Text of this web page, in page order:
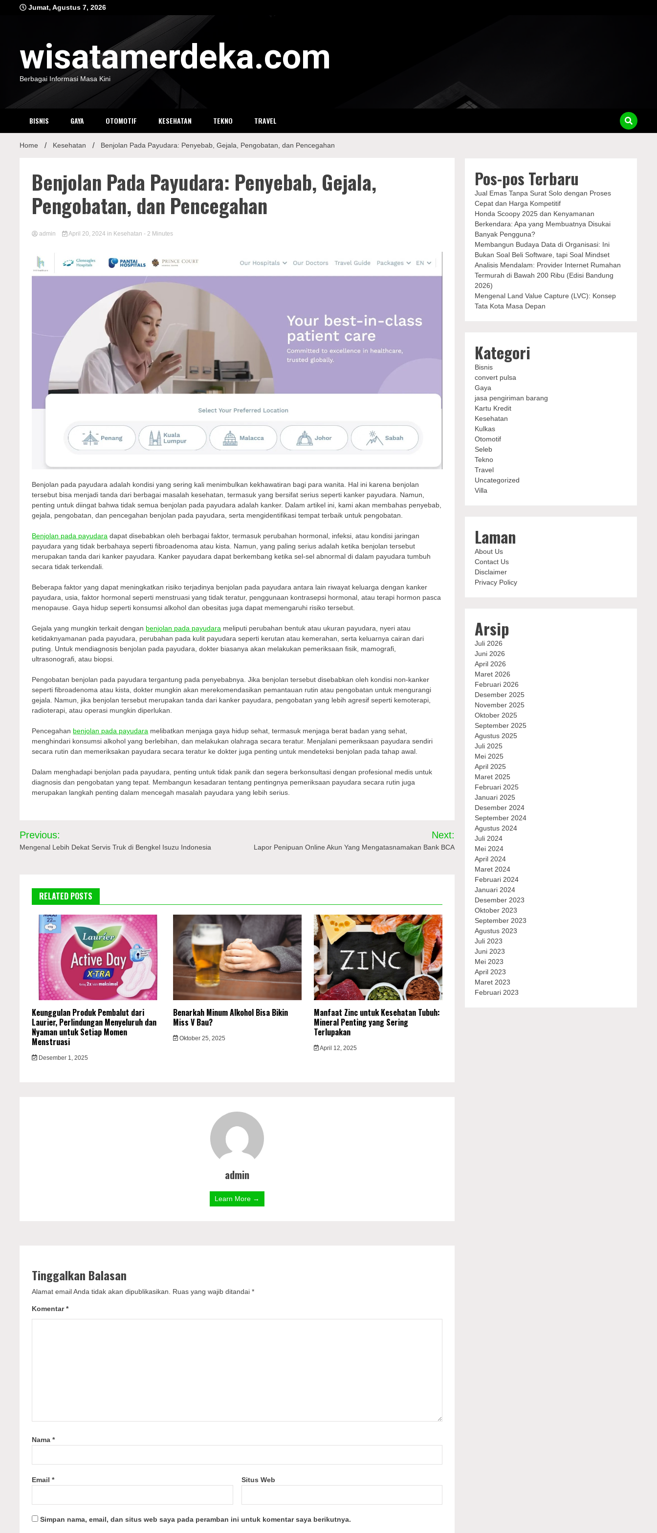
Jumat, Agustus 7, 2026
wisatamerdeka.com
Berbagai Informasi Masa Kini
BISNIS GAYA OTOMOTIF KESEHATAN TEKNO TRAVEL
Home Kesehatan Benjolan Pada Payudara: Penyebab, Gejala, Pengobatan, dan Pencegahan
Benjolan Pada Payudara: Penyebab, Gejala,
Pengobatan, dan Pencegahan
admin April 20, 2024 in Kesehatan - 2 Minutes
Benjolan pada payudara adalah kondisi yang sering kali menimbulkan kekhawatiran bagi para wanita. Hal ini karena benjolan
tersebut bisa menjadi tanda dari berbagai masalah kesehatan, termasuk yang bersifat serius seperti kanker payudara. Namun,
penting untuk diingat bahwa tidak semua benjolan pada payudara adalah kanker. Dalam artikel ini, kami akan membahas penyebab,
gejala, pengobatan, dan pencegahan benjolan pada payudara, serta mengidentifikasi tempat terbaik untuk pengobatan.
Benjolan pada payudara dapat disebabkan oleh berbagai faktor, termasuk perubahan hormonal, infeksi, atau kondisi jaringan
payudara yang tidak berbahaya seperti fibroadenoma atau kista. Namun, yang paling serius adalah ketika benjolan tersebut
merupakan tanda dari kanker payudara. Kanker payudara dapat berkembang ketika sel-sel abnormal di dalam payudara tumbuh
secara tidak terkendali.
Beberapa faktor yang dapat meningkatkan risiko terjadinya benjolan pada payudara antara lain riwayat keluarga dengan kanker
payudara, usia, faktor hormonal seperti menstruasi yang tidak teratur, penggunaan kontrasepsi hormonal, atau terapi hormon pasca
menopause. Gaya hidup seperti konsumsi alkohol dan obesitas juga dapat memengaruhi risiko tersebut.
Gejala yang mungkin terkait dengan benjolan pada payudara meliputi perubahan bentuk atau ukuran payudara, nyeri atau
ketidaknyamanan pada payudara, perubahan pada kulit payudara seperti kerutan atau kemerahan, serta keluarnya cairan dari
puting. Untuk mendiagnosis benjolan pada payudara, dokter biasanya akan melakukan pemeriksaan fisik, mamografi,
ultrasonografi, atau biopsi.
Pengobatan benjolan pada payudara tergantung pada penyebabnya. Jika benjolan tersebut disebabkan oleh kondisi non-kanker
seperti fibroadenoma atau kista, dokter mungkin akan merekomendasikan pemantauan rutin atau pengobatan untuk mengurangi
gejala. Namun, jika benjolan tersebut merupakan tanda dari kanker payudara, pengobatan yang lebih agresif seperti kemoterapi,
radioterapi, atau operasi mungkin diperlukan.
Pencegahan benjolan pada payudara melibatkan menjaga gaya hidup sehat, termasuk menjaga berat badan yang sehat,
menghindari konsumsi alkohol yang berlebihan, dan melakukan olahraga secara teratur. Menjalani pemeriksaan payudara sendiri
secara rutin dan memeriksakan payudara secara teratur ke dokter juga penting untuk mendeteksi benjolan pada tahap awal.
Dalam menghadapi benjolan pada payudara, penting untuk tidak panik dan segera berkonsultasi dengan profesional medis untuk
diagnosis dan pengobatan yang tepat. Membangun kesadaran tentang pentingnya pemeriksaan payudara secara rutin juga
merupakan langkah penting dalam mencegah masalah payudara yang lebih serius.
Navigasi
pos
Previous:
Mengenal Lebih Dekat Servis Truk di Bengkel Isuzu Indonesia
Next:
Lapor Penipuan Online Akun Yang Mengatasnamakan Bank BCA
RELATED POSTS
Keunggulan Produk Pembalut dari
Laurier, Perlindungan Menyeluruh dan
Nyaman untuk Setiap Momen
Menstruasi
Desember 1, 2025
Benarkah Minum Alkohol Bisa Bikin
Miss V Bau?
Oktober 25, 2025
Manfaat Zinc untuk Kesehatan Tubuh:
Mineral Penting yang Sering
Terlupakan
April 12, 2025
admin
Learn More →
Tinggalkan Balasan
Alamat email Anda tidak akan dipublikasikan. Ruas yang wajib ditandai*
Komentar*
Nama*
Email* Situs Web
Simpan nama, email, dan situs web saya pada peramban ini untuk komentar saya berikutnya.
Pos-pos Terbaru
Jual Emas Tanpa Surat Solo dengan Proses
Cepat dan Harga Kompetitif
Honda Scoopy 2025 dan Kenyamanan
Berkendara: Apa yang Membuatnya Disukai
Banyak Pengguna?
Membangun Budaya Data di Organisasi: Ini
Bukan Soal Beli Software, tapi Soal Mindset
Analisis Mendalam: Provider Internet Rumahan
Termurah di Bawah 200 Ribu (Edisi Bandung
2026)
Mengenal Land Value Capture (LVC): Konsep
Tata Kota Masa Depan
Kategori
Bisnis
convert pulsa
Gaya
jasa pengiriman barang
Kartu Kredit
Kesehatan
Kulkas
Otomotif
Seleb
Tekno
Travel
Uncategorized
Villa
Laman
About Us
Contact Us
Disclaimer
Privacy Policy
Arsip
Juli 2026
Juni 2026
April 2026
Maret 2026
Februari 2026
Desember 2025
November 2025
Oktober 2025
September 2025
Agustus 2025
Juli 2025
Mei 2025
April 2025
Maret 2025
Februari 2025
Januari 2025
Desember 2024
September 2024
Agustus 2024
Juli 2024
Mei 2024
April 2024
Maret 2024
Februari 2024
Januari 2024
Desember 2023
Oktober 2023
September 2023
Agustus 2023
Juli 2023
Juni 2023
Mei 2023
April 2023
Maret 2023
Februari 2023